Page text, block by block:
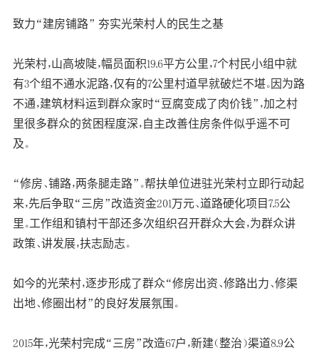
致力“建房铺路” 夯实光荣村人的民生之基
光荣村，山高坡陡，幅员面积19.6平方公里，7个村民小组中就
有3个组不通水泥路，仅有的7公里村道早就破烂不堪。因为路
不通，建筑材料运到群众家时“豆腐变成了肉价钱”，加之村
里很多群众的贫困程度深，自主改善住房条件似乎遥不可
及。
“修房、铺路，两条腿走路”。帮扶单位进驻光荣村立即行动起
来，先后争取“三房”改造资金201万元、道路硬化项目7.5公
里。工作组和镇村干部还多次组织召开群众大会，为群众讲
政策、讲发展，扶志励志。
如今的光荣村，逐步形成了群众“修房出资、修路出力、修渠
出地、修圈出材”的良好发展氛围。
2015年，光荣村完成“三房”改造67户，新建（整治）渠道8.9公